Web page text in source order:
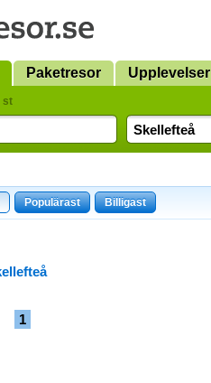
Paketresor Upplevelser
st
Populärast Billigast
1